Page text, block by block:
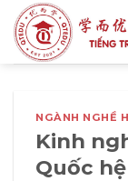
qua
nội
NGÀNH NGHỀ
Kinh
Quốc